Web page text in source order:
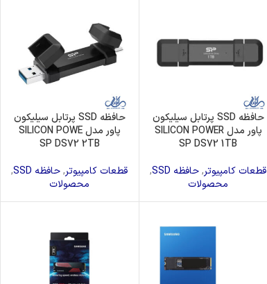
حافظه SSD پرتابل سیلیکون
پاور مدل SILICON POWER
SP DS72 1TB
قطعات کامپیوتر,حافظه SSD
,
محصولات
حافظه SSD پرتابل سیلیکون
پاور مدل SILICON POWE
SP DS72 2TB
قطعات کامپیوتر,حافظه SSD
,
محصولات